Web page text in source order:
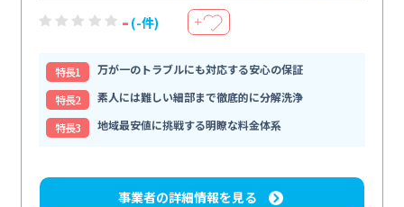
- (-件) ＋
特⻑1
万が一のトラブルにも対応する安心の保証
特⻑2
素人には難しい細部まで徹底的に分解洗浄
特⻑3
地域最安値に挑戦する明瞭な料金体系
事業者の詳細情報を見る